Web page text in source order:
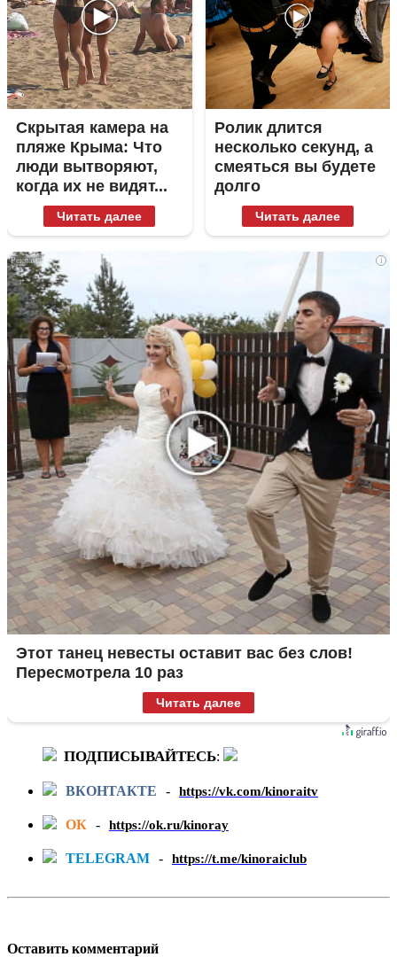
Скрытая камера на
пляже Крыма: Что
люди вытворяют,
когда их не видят...
Читать далее
Ролик длится
несколько секунд, а
смеяться вы будете
долго
Читать далее
i
Этот танец невесты оставит вас без слов!
Пересмотрела 10 раз
Читать далее
ПОДПИСЫВАЙТЕСЬ:
ВКОНТАКТЕ - https://vk.com/kinoraitv
ОК - https://ok.ru/kinoray
TELEGRAM - https://t.me/kinoraiclub
Оставить комментарий